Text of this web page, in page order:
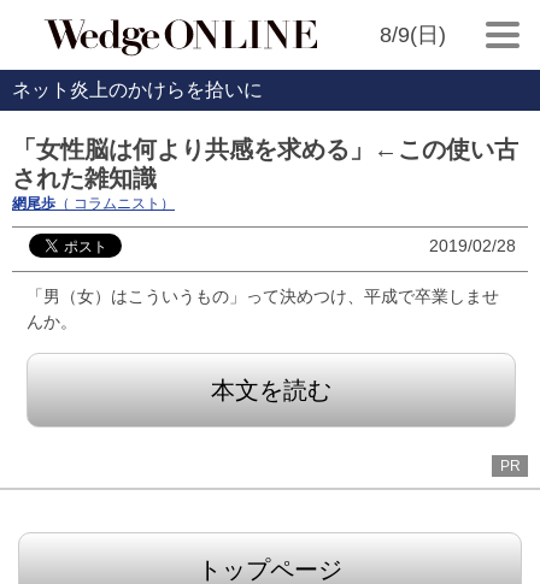
8/9(日)
ネット炎上のかけらを拾いに
「女性脳は何より共感を求める」←この使い古
された雑知識
網尾歩 （ コラムニスト）
2019/02/28
「男（女）はこういうもの」って決めつけ、平成で卒業しませ
んか。
本文を読む
PR
トップページ